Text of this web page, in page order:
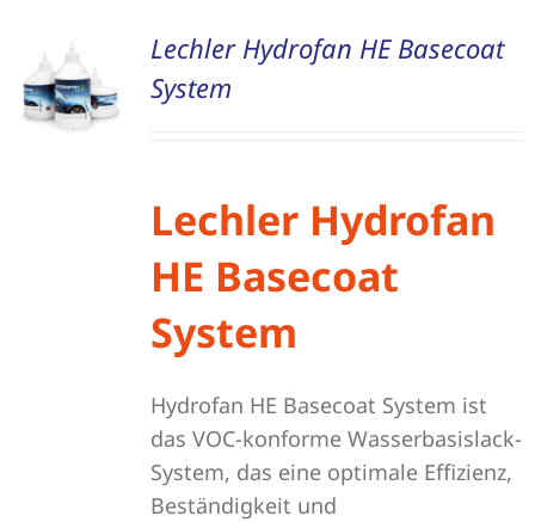
Schleifmittel
Lechler Hydrofan HE Basecoat
System
Lechler Hydrofan
HE Basecoat
System
Hydrofan HE Basecoat System ist
das VOC-konforme Wasserbasislack-
System, das eine optimale Effizienz,
Beständigkeit und